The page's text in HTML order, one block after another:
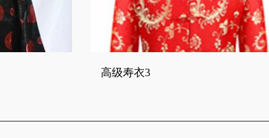
高级寿衣3